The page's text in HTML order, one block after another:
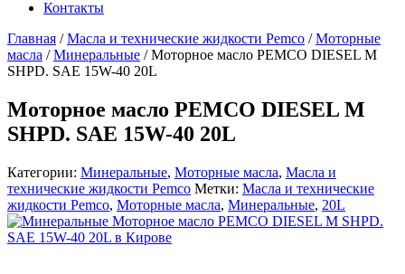
Контакты
Главная /Масла и технические жидкости Pemco /Моторные
масла /Минеральные /Моторное масло PEMCO DIESEL M
SHPD. SAE 15W-40 20L
Моторное масло PEMCO DIESEL M
SHPD. SAE 15W-40 20L
Категории: Минеральные, Моторные масла, Масла и
технические жидкости Pemco Метки: Масла и технические
жидкости Pemco, Моторные масла, Минеральные, 20L